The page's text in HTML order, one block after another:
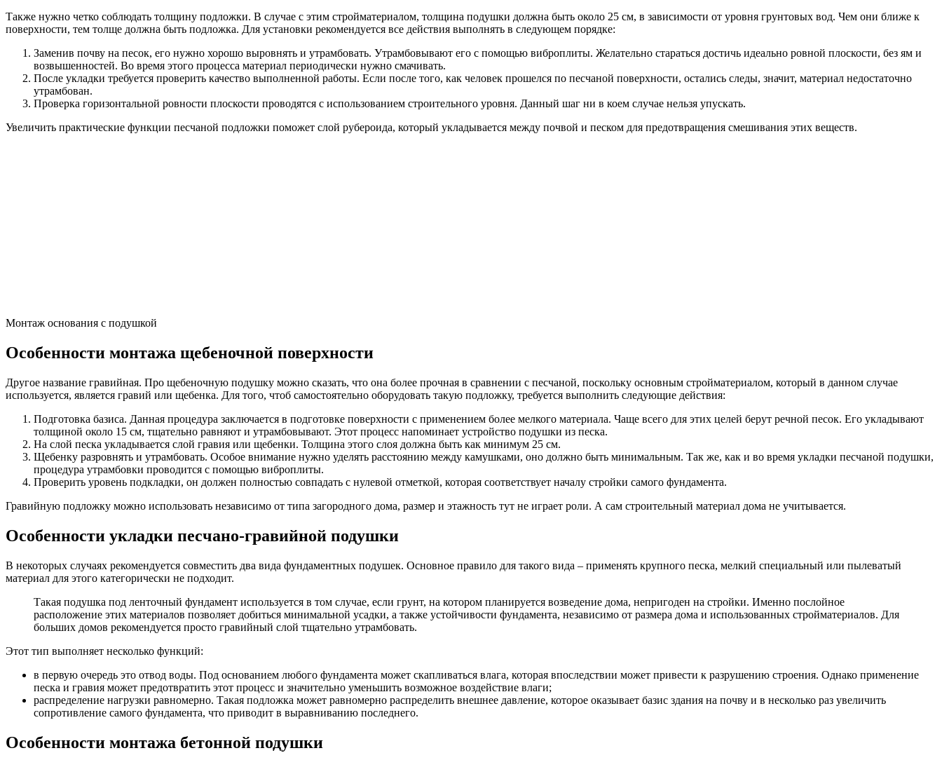
Также нужно четко соблюдать толщину подложки. В случае с этим стройматериалом, толщина подушки должна быть около 25 см, в зависимости от уровня грунтовых вод. Чем они ближе к
поверхности, тем толще должна быть подложка. Для установки рекомендуется все действия выполнять в следующем порядке:
Заменив почву на песок, его нужно хорошо выровнять и утрамбовать. Утрамбовывают его с помощью виброплиты. Желательно стараться достичь идеально ровной плоскости, без ям и
возвышенностей. Во время этого процесса материал периодически нужно смачивать.
После укладки требуется проверить качество выполненной работы. Если после того, как человек прошелся по песчаной поверхности, остались следы, значит, материал недостаточно
утрамбован.
Проверка горизонтальной ровности плоскости проводятся с использованием строительного уровня. Данный шаг ни в коем случае нельзя упускать.
Увеличить практические функции песчаной подложки поможет слой рубероида, который укладывается между почвой и песком для предотвращения смешивания этих веществ.
Монтаж основания с подушкой
Особенности монтажа щебеночной поверхности
Другое название гравийная. Про щебеночную подушку можно сказать, что она более прочная в сравнении с песчаной, поскольку основным стройматериалом, который в данном случае
используется, является гравий или щебенка. Для того, чтоб самостоятельно оборудовать такую подложку, требуется выполнить следующие действия:
Подготовка базиса. Данная процедура заключается в подготовке поверхности с применением более мелкого материала. Чаще всего для этих целей берут речной песок. Его укладывают
толщиной около 15 см, тщательно равняют и утрамбовывают. Этот процесс напоминает устройство подушки из песка.
На слой песка укладывается слой гравия или щебенки. Толщина этого слоя должна быть как минимум 25 см.
Щебенку разровнять и утрамбовать. Особое внимание нужно уделять расстоянию между камушками, оно должно быть минимальным. Так же, как и во время укладки песчаной подушки,
процедура утрамбовки проводится с помощью виброплиты.
Проверить уровень подкладки, он должен полностью совпадать с нулевой отметкой, которая соответствует началу стройки самого фундамента.
Гравийную подложку можно использовать независимо от типа загородного дома, размер и этажность тут не играет роли. А сам строительный материал дома не учитывается.
Особенности укладки песчано-гравийной подушки
В некоторых случаях рекомендуется совместить два вида фундаментных подушек. Основное правило для такого вида – применять крупного песка, мелкий специальный или пылеватый
материал для этого категорически не подходит.
Такая подушка под ленточный фундамент используется в том случае, если грунт, на котором планируется возведение дома, непригоден на стройки. Именно послойное
расположение этих материалов позволяет добиться минимальной усадки, а также устойчивости фундамента, независимо от размера дома и использованных стройматериалов. Для
больших домов рекомендуется просто гравийный слой тщательно утрамбовать.
Этот тип выполняет несколько функций:
в первую очередь это отвод воды. Под основанием любого фундамента может скапливаться влага, которая впоследствии может привести к разрушению строения. Однако применение
песка и гравия может предотвратить этот процесс и значительно уменьшить возможное воздействие влаги;
распределение нагрузки равномерно. Такая подложка может равномерно распределить внешнее давление, которое оказывает базис здания на почву и в несколько раз увеличить
сопротивление самого фундамента, что приводит в выравниванию последнего.
Особенности монтажа бетонной подушки